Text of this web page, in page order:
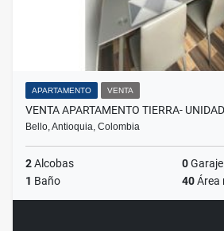
APARTAMENTO VENTA
VENTA APARTAMENTO TIERRA-
Bello, Antioquia, Colombia
2Alcobas 0Garaje
1 Baño 40Área